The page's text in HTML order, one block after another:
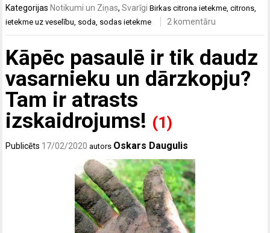
Kategorijas Notikumi un Ziņas,Svarīgi Birkascitrona ietekme,citrons,
ietekme uz veselību, soda, sodas ietekme 2 komentāru
Kāpēc pasaulē ir tik daudz
vasarnieku un dārzkopju?
Tam ir atrasts
izskaidrojums! (1)
Publicēts 17/02/2020 autors Oskars Daugulis